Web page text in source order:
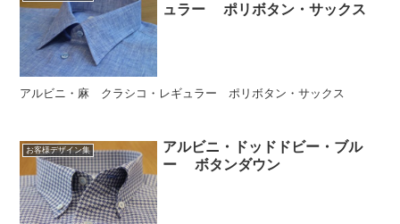
ュラー ポリボタン・サックス
アルビニ・麻 クラシコ・レギュラー ポリボタン・サックス
お客様デザイン集
アルビニ・ドッドドビー・ブル
ー ボタンダウン